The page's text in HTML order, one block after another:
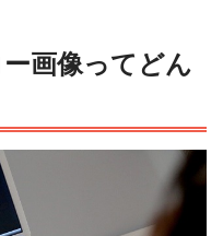
画像ってどん